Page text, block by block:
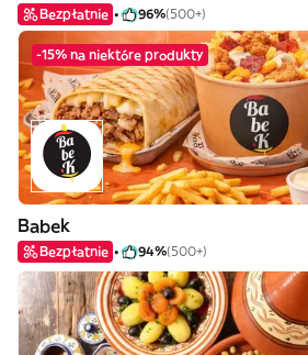
Bezpłatnie 96%(500+)
-15% na niektóre produkty
Babek
Bezpłatnie 94%(500+)